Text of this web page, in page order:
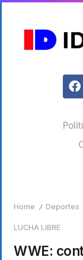
Home / Deportes
LUCHA LIBRE
WWE: